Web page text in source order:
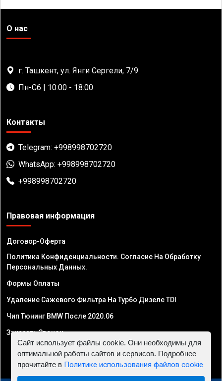
О нас
г. Ташкент, ул. Янги Сергели, 7/9
Пн-Сб | 10:00 - 18:00
Контакты
Telegram: +998998702720
WhatsApp: +998998702720
+998998702720
Правовая информация
Договор-Оферта
Политика Конфиденциальности. Согласие На Обработку
Персональных Данных.
Формы Оплаты
Удаление Сажевого Фильтра На Турбо Дизеле TDI
Чип Тюнинг BMW После 2020.06
Заказать Звонок
Сайт использует файлы cookie. Они необходимы для
оптимальной работы сайтов и сервисов. Подробнее
прочитайте в Политике использования файлов cookie